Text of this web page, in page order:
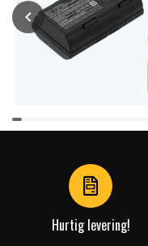
Item
1
Hurtig levering!